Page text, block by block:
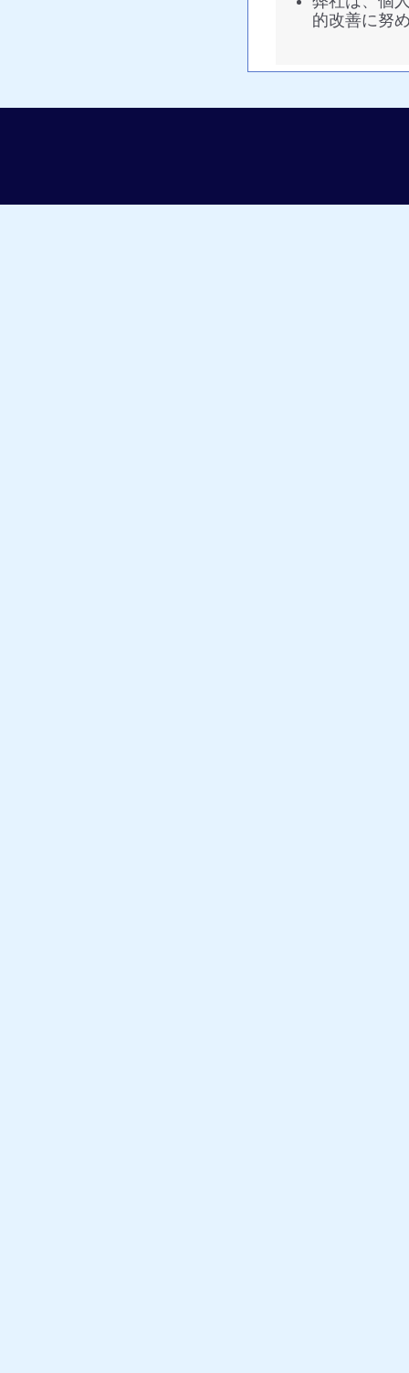
的改善に努